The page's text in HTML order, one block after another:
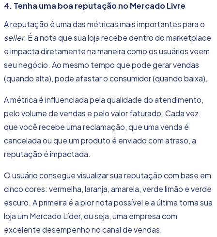
4. Tenha uma boa reputação no Mercado Livre
A reputação é uma das métricas mais importantes para o
seller. É a nota que sua loja recebe dentro do marketplace
e impacta diretamente na maneira como os usuários veem
seu negócio. Ao mesmo tempo que pode gerar vendas
(quando alta), pode afastar o consumidor (quando baixa).
A métrica é influenciada pelaqualidade do atendimento,
pelo volume de vendas e pelo valor faturado. Cada vez
que você recebe uma reclamação, que uma venda é
cancelada ou que um produto é enviado com atraso, a
reputação é impactada.
O usuário consegue visualizar sua reputação com base em
cinco cores: vermelha, laranja, amarela, verde limão e verde
escuro. A primeira é a pior nota possível e a última torna sua
loja um Mercado Líder, ou seja, uma empresa com
excelente desempenho no canal de vendas.